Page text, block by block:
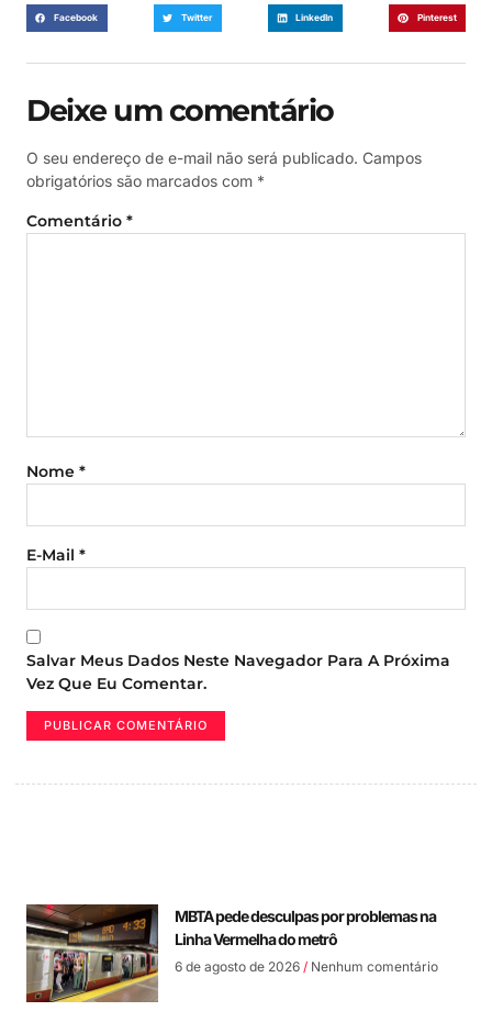
Facebook Twitter LinkedIn Pinterest
Deixe um comentário
O seu endereço de e-mail não será publicado. Campos
obrigatórios são marcados com *
Comentário *
Nome *
E-Mail *
Salvar Meus Dados Neste Navegador Para A Próxima
Vez Que Eu Comentar.
MBTA pede desculpas por problemas na
Linha Vermelha do metrô
6 de agosto de 2026 Nenhum comentário